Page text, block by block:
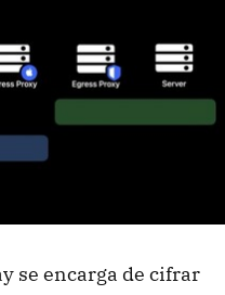
se encarga de cifrar